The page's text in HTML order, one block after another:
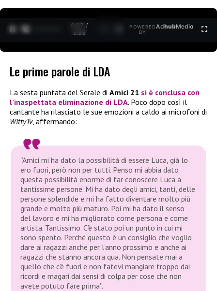
0:27 /
3:35
POWERED
BY
AdhubMedia
Le prime parole di LDA
La sesta puntata del Serale di Amici 21 si è conclusa con
l’inaspettata eliminazione di LDA. Poco dopo così il
cantante ha rilasciato le sue emozioni a caldo ai microfoni di
WittyTv, affermando:
“Amici mi ha dato la possibilità di essere Luca, già lo
ero fuori, però non per tutti. Penso mi abbia dato
questa possibilità enorme di far conoscere Luca a
tantissime persone. Mi ha dato degli amici, tanti, delle
persone splendide e mi ha fatto diventare molto più
grande e molto più maturo. Poi mi ha dato il senso
del lavoro e mi ha migliorato come persona e come
artista. Tantissimo. C’è stato poi un punto in cui mi
sono spento. Perché questo è un consiglio che voglio
dare ai ragazzi anche per l’anno prossimo e anche ai
ragazzi che stanno ancora qua. Non pensate mai a
quello che c’è fuori e non fatevi mangiare troppo dai
ricordi e magari dai sensi di colpa per cose che non
avete potuto fare prima”.